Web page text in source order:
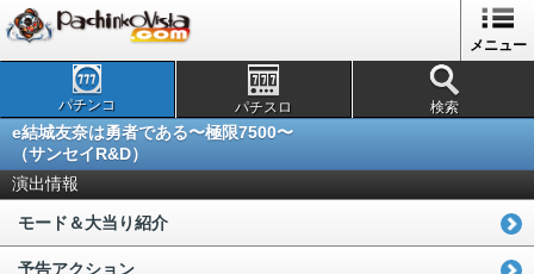
メニュー
パチンコ パチスロ 検索
e結城友奈は勇者である〜極限7500〜
（サンセイR&D）
演出情報
モード＆大当り紹介
予告アクション